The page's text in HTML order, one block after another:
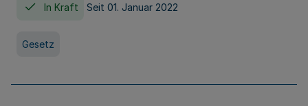
In Kraft Seit 01. Januar 2022
Gesetz